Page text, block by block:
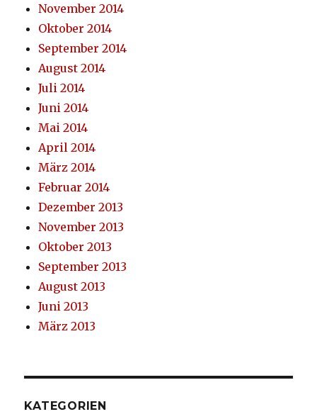
November 2014
Oktober 2014
September 2014
August 2014
Juli 2014
Juni 2014
Mai 2014
April 2014
März 2014
Februar 2014
Dezember 2013
November 2013
Oktober 2013
September 2013
August 2013
Juni 2013
März 2013
KATEGORIEN